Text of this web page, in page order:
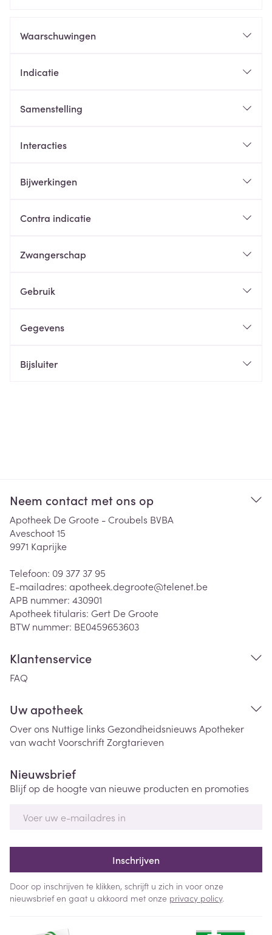
Waarschuwingen
Indicatie
Samenstelling
Interacties
Bijwerkingen
Contra indicatie
Zwangerschap
Gebruik
Gegevens
Bijsluiter
Neem contact met ons op
Apotheek De Groote - Croubels BVBA
Aveschoot 15
9971 Kaprijke
Telefoon: 09 377 37 95
E-mailadres: apotheek.degroote@telenet.be
APB nummer: 430901
Apotheek titularis: Gert De Groote
BTW nummer: BE0459653603
Klantenservice
FAQ
Uw apotheek
Over ons Nuttige links Gezondheidsnieuws Apotheker
van wachtVoorschriftZorgtarieven
Nieuwsbrief
Blijf op de hoogte van nieuwe producten en promoties
Inschrijven
Door op inschrijven te klikken, schrijft u zich in voor onze
nieuwsbrief en gaat u akkoord met onze privacy policy.